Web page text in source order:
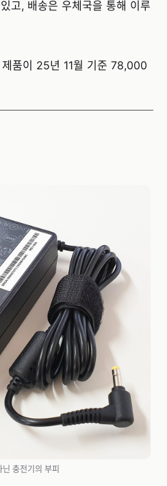
고, 배송은 우체국을 통해 이루
품이 25년 11월 기준 78,000
충전기의 부피